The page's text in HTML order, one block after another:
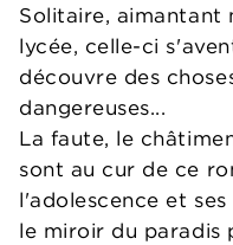
Solitaire, aimantant
lycée, celle-ci
découvre des
dangereuses...
La faute, le
sont au cur de ce
l'adolescence et
le miroir du paradis